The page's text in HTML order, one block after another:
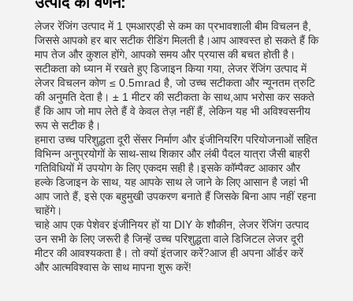
लेजर रेंजिंग उत्पाद में 1 एमआरएडी से कम का प्रभावशाली बीम विचलन है,
जिससे आपको हर बार सटीक रीडिंग मिलती है।आप आश्वस्त हो सकते हैं कि
माप तेज और कुशल होंगे, आपको समय और प्रयास की बचत होती है।
सटीकता को ध्यान में रखते हुए डिजाइन किया गया, लेजर रेंजिंग उत्पाद में
लेजर विचलन कोण ≤ 0.5mrad है, जो उच्च सटीकता और न्यूनतम त्रुटि
की अनुमति देता है। ± 1 मीटर की सटीकता के साथ,आप भरोसा कर सकते
हैं कि आप जो माप लेते हैं वे केवल तेज़ नहीं हैं, लेकिन यह भी अविश्वसनीय
रूप से सटीक है।
हमारा उच्च परिशुद्धता दूरी सेंसर निर्माण और इंजीनियरिंग परियोजनाओं सहित
विभिन्न अनुप्रयोगों के साथ-साथ शिकार और लंबी पैदल यात्रा जैसी बाहरी
गतिविधियों में उपयोग के लिए एकदम सही है।इसके कॉम्पैक्ट आकार और
हल्के डिजाइन के साथ, यह आपके साथ ले जाने के लिए आसान है जहां भी
आप जाते हैं, इसे एक बहुमुखी उपकरण बनाते हैं जिसके बिना आप नहीं रहना
चाहेंगे।
चाहे आप एक पेशेवर इंजीनियर हों या DIY के शौकीन, लेजर रेंजिंग उत्पाद
उन सभी के लिए जरूरी है जिन्हें उच्च परिशुद्धता वाले डिजिटल लेजर दूरी
मीटर की आवश्यकता है। तो क्यों इंतजार करें?आज ही अपना ऑर्डर करें
और आत्मविश्वास के साथ मापना शुरू करें!